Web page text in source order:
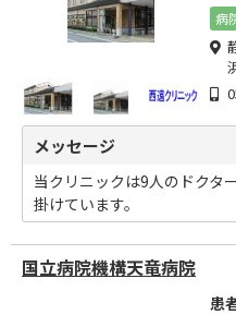
病
メッセージ
当クリニックは9人のドクタ
掛けています。
国立病院機構天竜病院
患